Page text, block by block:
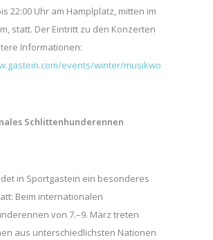
22:00 Uhr am Hamplplatz, mitten im
statt. Der Eintritt zu den Konzerten
Informationen:
events/winter/musikwo
Schlittenhunderennen
in Sportgastein ein besonderes
Beim internationalen
von 7.–9. März treten
aus unterschiedlichsten Nationen